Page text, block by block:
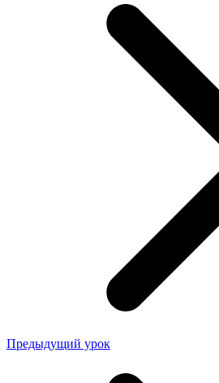
Предыдущий урок